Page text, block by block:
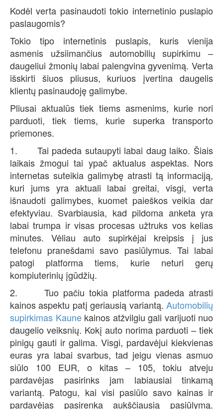
Kodėl verta pasinaudoti tokio internetinio puslapio
paslaugomis?
Tokio tipo internetinis puslapis, kuris vienija
asmenis užsiimančius automobilių supirkimu –
daugeliui žmonių labai palengvina gyvenimą. Verta
išskirti šiuos pliusus, kuriuos įvertina daugelis
klientų pasinaudoję galimybe.
Pliusai aktualūs tiek tiems asmenims, kurie nori
parduoti, tiek tiems, kurie superka transporto
priemones.
1. Tai padeda sutaupyti labai daug laiko. Šiais
laikais žmogui tai ypač aktualus aspektas. Nors
internetas suteikia galimybę atrasti tą informaciją,
kuri jums yra aktuali labai greitai, visgi, verta
išnaudoti galimybes, kuomet paieškos veikia dar
efektyviau. Svarbiausia, kad pildoma anketa yra
labai trumpa ir visas procesas užtruks vos kelias
minutes. Vėliau auto supirkėjai kreipsis į jus
telefonu pranešdami savo pasiūlymus. Tai labai
patogi platforma tiems, kurie neturi gerų
kompiuterinių įgūdžių.
2. Tuo pačiu tokia platforma padeda atrasti
kainos aspektu patį geriausią variantą. Automobilių
supirkimas Kaunekainos atžvilgiu gali varijuoti nuo
daugelio veiksnių. Kokį auto norima parduoti – tiek
pinigų gauti ir galima. Visgi, pardavėjui kiekvienas
euras yra labai svarbus, tad jeigu vienas asmuo
siūlo 100 EUR, o kitas – 105, tokiu atveju
pardavėjas pasirinks jam labiausiai tinkamą
variantą. Patogu, kai visi pasiūlo savo kainas ir
pardavėjas pasirenka aukščiausią pasiūlymą.